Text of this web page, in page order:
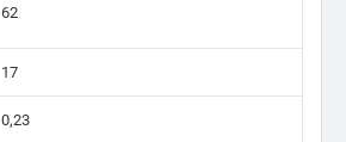
62
17
0,23